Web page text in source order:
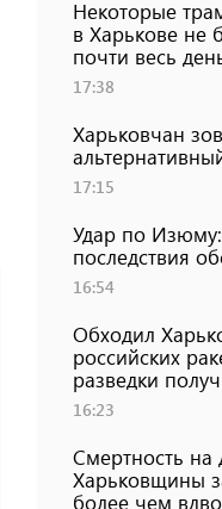
Некоторые
в Харькове не
почти весь
17:38
Харьковчан
17:15
Удар по
последствия
16:54
Обходил
российских
разведки
16:23
Смертность на
Харьковщины
более чем